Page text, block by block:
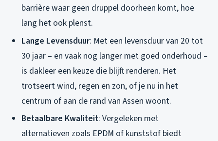
barrière waar geen druppel doorheen komt, hoe
lang het ook plenst.
Lange Levensduur: Met een levensduur van 20 tot
30 jaar – en vaak nog langer met goed onderhoud –
is dakleer een keuze die blijft renderen. Het
trotseert wind, regen en zon, of je nu in het
centrum of aan de rand van Assen woont.
Betaalbare Kwaliteit: Vergeleken met
alternatieven zoals EPDM of kunststof biedt